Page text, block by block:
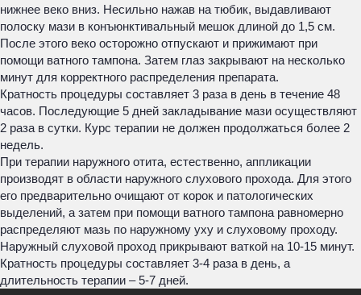
нижнее веко вниз. Несильно нажав на тюбик, выдавливают
полоску мази в конъюнктивальный мешок длиной до 1,5 см.
После этого веко осторожно отпускают и прижимают при
помощи ватного тампона. Затем глаз закрывают на несколько
минут для корректного распределения препарата.
Кратность процедуры составляет 3 раза в день в течение 48
часов. Последующие 5 дней закладывание мази осуществляют
2 раза в сутки. Курс терапии не должен продолжаться более 2
недель.
При терапии наружного отита, естественно, аппликации
производят в области наружного слухового прохода. Для этого
его предварительно очищают от корок и патологических
выделений, а затем при помощи ватного тампона равномерно
распределяют мазь по наружному уху и слуховому проходу.
Наружный слуховой проход прикрывают ваткой на 10-15 минут.
Кратность процедуры составляет 3-4 раза в день, а
длительность терапии – 5-7 дней.